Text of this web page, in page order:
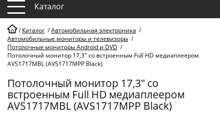
Каталог
/Каталог /Автомобильная электроника /
Автомобильные мониторы и телевизоры /
Потолочные мониторы Android и DVD /
Потолочный монитор 17,3" со встроенным Full HD медиаплеером
AVS1717MBL (AVS1717MPP Black)
Потолочный монитор 17,3" со
встроенным Full HD медиаплеером
AVS1717MBL (AVS1717MPP Black)